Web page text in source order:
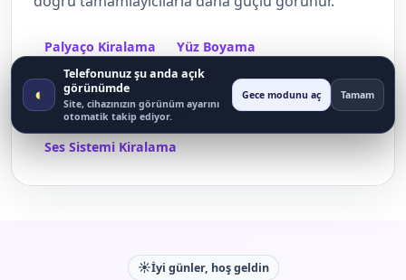
Palyaço Kiralama
Yüz Boyama
Şişme Oyun Parkı Kiralama
Popcorn Arabası Kiralama
Ses Sistemi Kiralama
☀️İyi günler, hoş geldin
◐
Telefonunuz şu anda açık
görünümde
Site, cihazınızın görünüm ayarını
otomatik takip ediyor.
Gece modunu aç Tamam